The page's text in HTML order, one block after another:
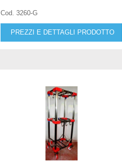
Cod. 3260-G
PREZZI E DETTAGLI PRODOTTO